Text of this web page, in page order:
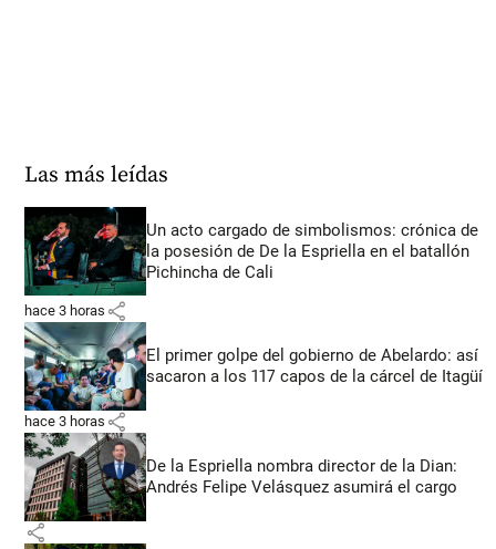
Las más leídas
Un acto cargado de simbolismos: crónica de
la posesión de De la Espriella en el batallón
Pichincha de Cali
hace 3 horas share
El primer golpe del gobierno de Abelardo: así
sacaron a los 117 capos de la cárcel de Itagüí
hace 3 horas share
De la Espriella nombra director de la Dian:
Andrés Felipe Velásquez asumirá el cargo
share